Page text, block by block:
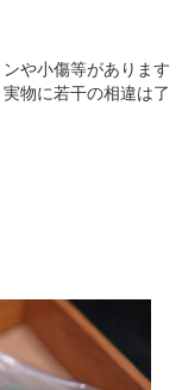
や小傷等があります
物に若干の相違は了